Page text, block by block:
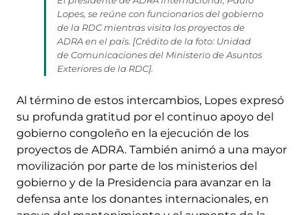
Lopes, se reúne con funcionarios del gobierno
de la RDC mientras visita los proyectos de
ADRA en el país. [Crédito de la foto: Unidad
de Comunicaciones del Ministerio de Asuntos
Exteriores de la RDC].
Al término de estos intercambios, Lopes expresó
su profunda gratitud por el continuo apoyo del
gobierno congoleño en la ejecución de los
proyectos de ADRA. También animó a una mayor
movilización por parte de los ministerios del
gobierno y de la Presidencia para avanzar en la
defensa ante los donantes internacionales, en